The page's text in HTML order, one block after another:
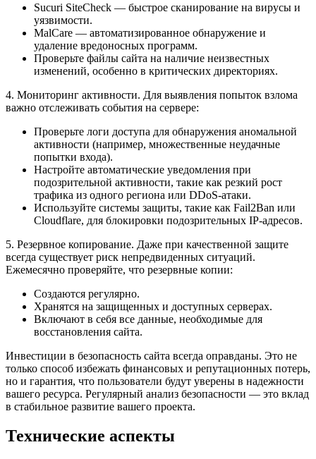
Sucuri SiteCheck — быстрое сканирование на вирусы и
уязвимости.
MalCare — автоматизированное обнаружение и
удаление вредоносных программ.
Проверьте файлы сайта на наличие неизвестных
изменений, особенно в критических директориях.
4. Мониторинг активности. Для выявления попыток взлома
важно отслеживать события на сервере:
Проверьте логи доступа для обнаружения аномальной
активности (например, множественные неудачные
попытки входа).
Настройте автоматические уведомления при
подозрительной активности, такие как резкий рост
трафика из одного региона или DDoS-атаки.
Используйте системы защиты, такие как Fail2Ban или
Cloudflare, для блокировки подозрительных IP-адресов.
5. Резервное копирование. Даже при качественной защите
всегда существует риск непредвиденных ситуаций.
Ежемесячно проверяйте, что резервные копии:
Создаются регулярно.
Хранятся на защищенных и доступных серверах.
Включают в себя все данные, необходимые для
восстановления сайта.
Инвестиции в безопасность сайта всегда оправданы. Это не
только способ избежать финансовых и репутационных потерь,
но и гарантия, что пользователи будут уверены в надежности
вашего ресурса. Регулярный анализ безопасности — это вклад
в стабильное развитие вашего проекта.
Технические аспекты